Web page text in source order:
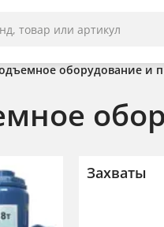
оборудование и
Захваты